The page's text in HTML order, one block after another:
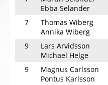
Ebba Selander
7
Thomas Wiberg
Annika Wiberg
9
Lars Arvidsson
Michael Helge
9
Magnus Carlsson
Pontus Karlsson